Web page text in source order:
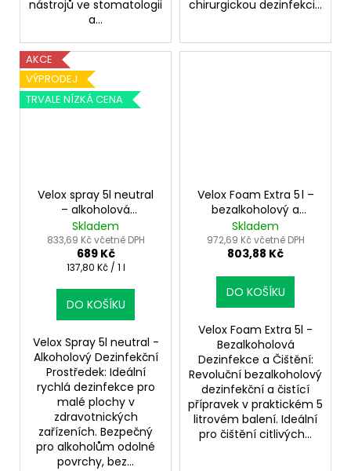
nástrojů ve stomatologii
a...
chirurgickou dezinfekci...
AKCE
VÝPRODEJ
TRVALE NÍZKÁ CENA
Velox spray 5l neutral
– alkoholová
dezinfekce pro
profesionály
Skladem
833,69 Kč včetně DPH
689 Kč
Měrná
137,80 Kč / 1 l
DO KOŠÍKU
Velox Spray 5l neutral -
Alkoholový Dezinfekční
Prostředek: Ideální
rychlá dezinfekce pro
malé plochy v
zdravotnických
zařízeních. Bezpečný
pro alkoholům odolné
povrchy, bez...
Velox Foam Extra 5 l –
bezalkoholový a
dezinfekční čistič s
vůní
Skladem
972,69 Kč včetně DPH
803,88 Kč
DO KOŠÍKU
Velox Foam Extra 5l -
Bezalkoholová
Dezinfekce a Čištění:
Revoluční bezalkoholový
dezinfekční a čistící
přípravek v praktickém 5
litrovém balení. Ideální
pro čištění citlivých...